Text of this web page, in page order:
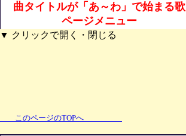
曲タイトルが「あ～わ」で始まる歌
ページメニュー
▼ クリックで開く・閉じる
このページのTOPへ